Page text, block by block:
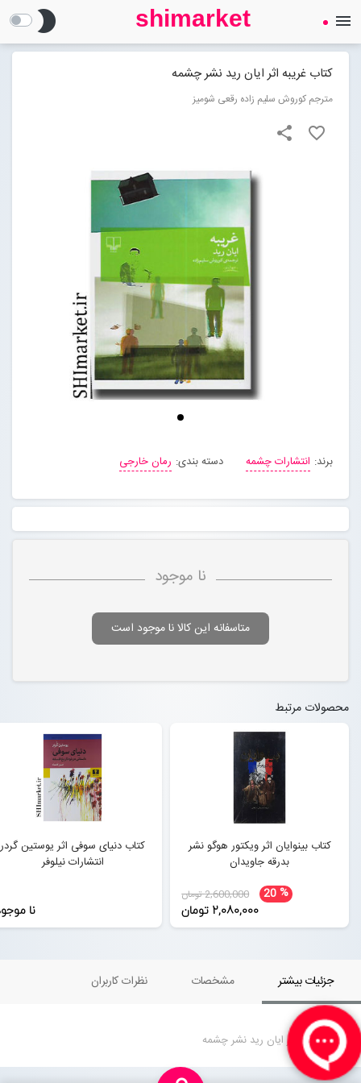
SHIMARKET
فروشگاه اینترنتی کتاب
brightness_2 shimarket menu
کتاب غریبه اثر ایان رید نشر چشمه
مترجم کوروش سلیم زاده رقعی شومیز
favorite_border
share
برند: انتشارات چشمه دسته بندی: رمان خارجی
نا موجود
متاسفانه این کالا نا موجود است
محصولات مرتبط
کتاب بینوایان اثر ویکتور هوگو نشر
بدرقه جاویدان
20% 2,600,000 تومان
2,080,000 تومان
کتاب دنیای سوفی اثر یوستین گردر
انتشارات نیلوفر
نا
جزئیات بیشتر مشخصات نظرات کاربران
کتاب غریبه اثر ایان رید نشر چشمه